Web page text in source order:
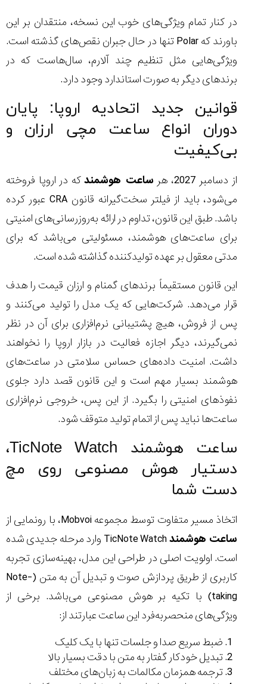
در کنار تمام ویژگی‌های خوب این نسخه، منتقدان بر این
باورند که Polar تنها در حال جبران نقص‌های گذشته است.
ویژگی‌هایی مثل تنظیم چند آلارم، سال‌هاست که در
برندهای دیگر به صورت استاندارد وجود دارد.
قوانین جدید اتحادیه اروپا: پایان
دوران انواع ساعت مچی ارزان و
بی‌کیفیت
از دسامبر 2027، هر ساعت هوشمندکه در اروپا فروخته
می‌شود، باید از فیلتر سخت‌گیرانه قانون CRA عبور کرده
باشد. طبق این قانون، تداوم در ارائه به‌روزرسانی‌های امنیتی
برای ساعت‌های هوشمند، مسئولیتی می‌باشد که برای
مدتی معقول بر عهده تولیدکننده گذاشته شده است.
این قانون مستقیماً برندهای گمنام و ارزان ‌قیمت را هدف
قرار می‌دهد. شرکت‌هایی که یک مدل را تولید می‌کنند و
پس از فروش، هیچ پشتیبانی نرم‌افزاری برای آن در نظر
نمی‌گیرند، دیگر اجازه فعالیت در بازار اروپا را نخواهند
داشت. امنیت داده‌های حساس سلامتی در ساعت‌های
هوشمند بسیار مهم است و این قانون قصد دارد جلوی
نفوذهای امنیتی را بگیرد. از این پس، خروجی نرم‌افزاری
ساعت‌ها نباید پس از اتمام تولید متوقف شود.
ساعت هوشمند TicNote Watch،
دستیار هوش مصنوعی روی مچ
دست شما
اتخاذ مسیر متفاوت توسط مجموعه Mobvoi، با رونمایی از
ساعت هوشمند
TicNote Watch وارد مرحله جدیدی شده
است. اولویت اصلی در طراحی این مدل، بهینه‌سازی تجربه
کاربری از طریق پردازش صوت و تبدیل آن به متن (Note-
taking) با تکیه بر هوش مصنوعی می‌باشد. برخی از
ویژگی‌های منحصربه‌فرد این ساعت عبارتند از:
ضبط سریع صدا و جلسات تنها با یک کلیک
تبدیل خودکار گفتار به متن با دقت بسیار بالا
ترجمه همزمان مکالمات به زبان‌های مختلف